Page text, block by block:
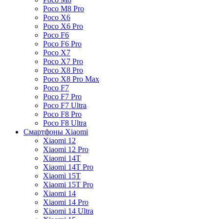
Poco M8 Pro
Poco X6
Poco X6 Pro
Poco F6
Poco F6 Pro
Poco X7
Poco X7 Pro
Poco X8 Pro
Poco X8 Pro Max
Poco F7
Poco F7 Pro
Poco F7 Ultra
Poco F8 Pro
Poco F8 Ultra
Смартфоны Xiaomi
Xiaomi 12
Xiaomi 12 Pro
Xiaomi 14T
Xiaomi 14T Pro
Xiaomi 15T
Xiaomi 15T Pro
Xiaomi 14
Xiaomi 14 Pro
Xiaomi 14 Ultra